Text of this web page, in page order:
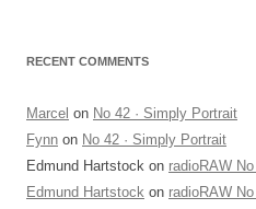
RECENT COMMENTS
Marcel on No 42 · Simply Portrait
Fynn on No 42 · Simply Portrait
Edmund Hartstock on radioRAW
Edmund Hartstock on radioRAW